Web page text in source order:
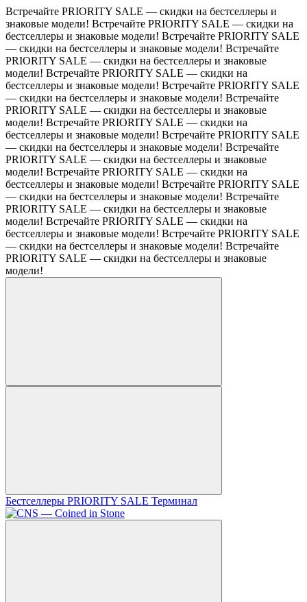
Встречайте PRIORITY SALE — скидки на бестселлеры и
знаковые модели! Встречайте PRIORITY SALE — скидки на
бестселлеры и знаковые модели! Встречайте PRIORITY SALE
— скидки на бестселлеры и знаковые модели! Встречайте
PRIORITY SALE — скидки на бестселлеры и знаковые
модели! Встречайте PRIORITY SALE — скидки на
бестселлеры и знаковые модели! Встречайте PRIORITY SALE
— скидки на бестселлеры и знаковые модели! Встречайте
PRIORITY SALE — скидки на бестселлеры и знаковые
модели! Встречайте PRIORITY SALE — скидки на
бестселлеры и знаковые модели! Встречайте PRIORITY SALE
— скидки на бестселлеры и знаковые модели! Встречайте
PRIORITY SALE — скидки на бестселлеры и знаковые
модели! Встречайте PRIORITY SALE — скидки на
бестселлеры и знаковые модели! Встречайте PRIORITY SALE
— скидки на бестселлеры и знаковые модели! Встречайте
PRIORITY SALE — скидки на бестселлеры и знаковые
модели! Встречайте PRIORITY SALE — скидки на
бестселлеры и знаковые модели! Встречайте PRIORITY SALE
— скидки на бестселлеры и знаковые модели! Встречайте
PRIORITY SALE — скидки на бестселлеры и знаковые
модели!
Бестселлеры PRIORITY SALE Терминал